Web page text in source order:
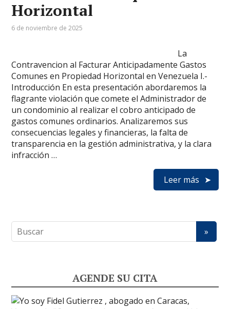
Horizontal
6 de noviembre de 2025
La
Contravencion al Facturar Anticipadamente Gastos
Comunes en Propiedad Horizontal en Venezuela I.-
Introducción En esta presentación abordaremos la
flagrante violación que comete el Administrador de
un condominio al realizar el cobro anticipado de
gastos comunes ordinarios. Analizaremos sus
consecuencias legales y financieras, la falta de
transparencia en la gestión administrativa, y la clara
infracción …
Leer más
AGENDE SU CITA